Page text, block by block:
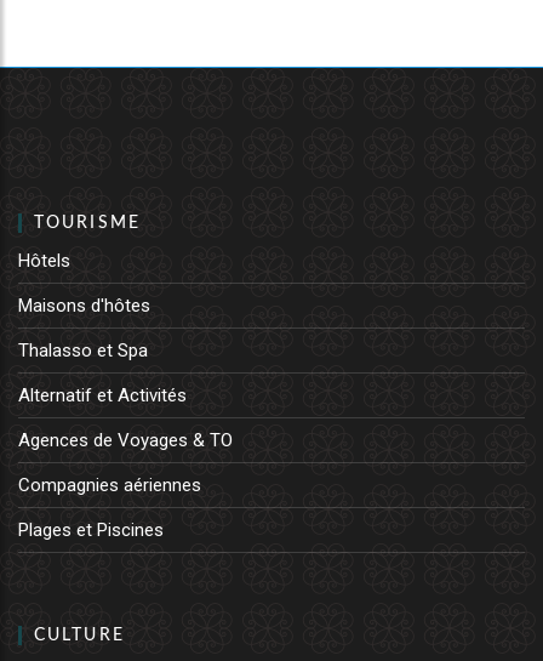
TOURISME
Hôtels
Maisons d'hôtes
Thalasso et Spa
Alternatif et Activités
Agences de Voyages & TO
Compagnies aériennes
Plages et Piscines
CULTURE